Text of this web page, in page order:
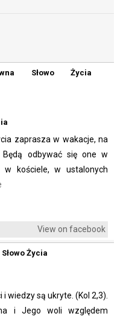
Słowo Życia
zaprasza w wakacje, na
odbywać się one w
kościele, w ustalonych
View on facebook
Życia
wiedzy są ukryte.️ (Kol 2,3).
i Jego woli względem